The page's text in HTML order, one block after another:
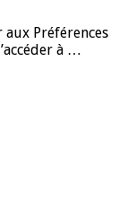
aux Préférences
à …